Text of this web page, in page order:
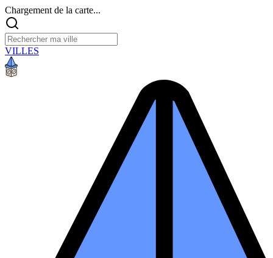
Chargement de la carte...
VILLES